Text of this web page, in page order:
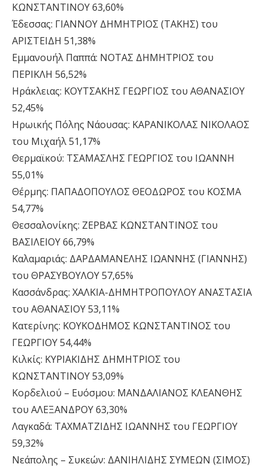
ΚΩΝΣΤΑΝΤΙΝΟΥ 63,60%
Έδεσσας: ΓΙΑΝΝΟΥ ΔΗΜΗΤΡΙΟΣ (ΤΑΚΗΣ) του
ΑΡΙΣΤΕΙΔΗ 51,38%
Εμμανουήλ Παππά: ΝΟΤΑΣ ΔΗΜΗΤΡΙΟΣ του
ΠΕΡΙΚΛΗ 56,52%
Ηράκλειας: ΚΟΥΤΣΑΚΗΣ ΓΕΩΡΓΙΟΣ του ΑΘΑΝΑΣΙΟΥ
52,45%
Ηρωικής Πόλης Νάουσας: ΚΑΡΑΝΙΚΟΛΑΣ ΝΙΚΟΛΑΟΣ
του Μιχαήλ 51,17%
Θερμαϊκού: ΤΣΑΜΑΣΛΗΣ ΓΕΩΡΓΙΟΣ του ΙΩΑΝΝΗ
55,01%
Θέρμης: ΠΑΠΑΔΟΠΟΥΛΟΣ ΘΕΟΔΩΡΟΣ του ΚΟΣΜΑ
54,77%
Θεσσαλονίκης: ΖΕΡΒΑΣ ΚΩΝΣΤΑΝΤΙΝΟΣ του
ΒΑΣΙΛΕΙΟΥ 66,79%
Καλαμαριάς: ΔΑΡΔΑΜΑΝΕΛΗΣ ΙΩΑΝΝΗΣ (ΓΙΑΝΝΗΣ)
του ΘΡΑΣΥΒΟΥΛΟΥ 57,65%
Κασσάνδρας: ΧΑΛΚΙΑ-ΔΗΜΗΤΡΟΠΟΥΛΟΥ ΑΝΑΣΤΑΣΙΑ
του ΑΘΑΝΑΣΙΟΥ 53,11%
Κατερίνης: ΚΟΥΚΟΔΗΜΟΣ ΚΩΝΣΤΑΝΤΙΝΟΣ του
ΓΕΩΡΓΙΟΥ 54,44%
Κιλκίς: ΚΥΡΙΑΚΙΔΗΣ ΔΗΜΗΤΡΙΟΣ του
ΚΩΝΣΤΑΝΤΙΝΟΥ 53,09%
Κορδελιού – Ευόσμου: ΜΑΝΔΑΛΙΑΝΟΣ ΚΛΕΑΝΘΗΣ
του ΑΛΕΞΑΝΔΡΟΥ 63,30%
Λαγκαδά: ΤΑΧΜΑΤΖΙΔΗΣ ΙΩΑΝΝΗΣ του ΓΕΩΡΓΙΟΥ
59,32%
Νεάπολης – Συκεών: ΔΑΝΙΗΛΙΔΗΣ ΣΥΜΕΩΝ (ΣΙΜΟΣ)